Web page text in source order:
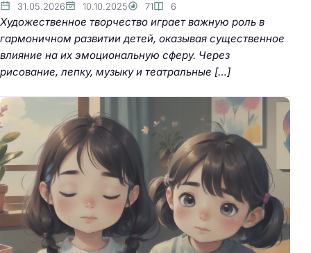
31.05.2026 10.10.2025 71 6
Художественное творчество играет важную роль в
гармоничном развитии детей, оказывая существенное
влияние на их эмоциональную сферу. Через
рисование, лепку, музыку и театральные […]